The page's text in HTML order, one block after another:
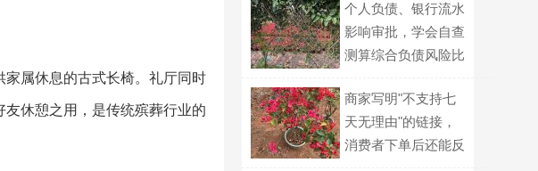
属休息的古式长椅。礼厅同时
休憩之用，是传统殡葬行业的
个人负债、银行流水
影响审批，学会自查
测算综合负债风险比
商家写明"不支持七
天无理由"的链接，
消费者下单后还能反